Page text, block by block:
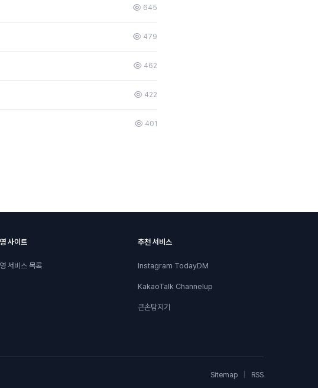
645
479
462
422
401
사이트
서비스 목록
추천 서비스
Instagram TodayDM
KakaoTalk Channelup
큰손탐지기
Sitemap RSS